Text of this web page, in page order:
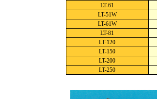
LT-61
LT-51W
LT-61W
LT-81
LT-120
LT-150
LT-200
LT-250